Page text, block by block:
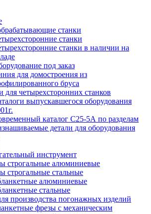
станки
станки
станки в наличии на
под заказ
для домостроения из
бруса
для четырехсторонних станков
выпускавшегося оборудования
каталог С25-5А по разделам
детали для оборудования
инструмент
строгальные алюминиевые
строгальные стальные
алюминиевые
стальные
производства погонажных изделий
фрезы с механическим